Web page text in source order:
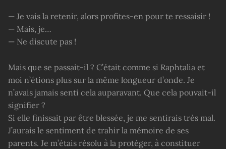
— Je vais la retenir, alors profites-en pour te ressaisir !
— Mais, je…
— Ne discute pas !
Mais que se passait-il ? C’était comme si Raphtalia et
moi n’étions plus sur la même longueur d’onde. Je
n’avais jamais senti cela auparavant. Que cela pouvait-il
signifier ?
Si elle finissait par être blessée, je me sentirais très mal.
J’aurais le sentiment de trahir la mémoire de ses
parents. Je m’étais résolu à la protéger, à constituer